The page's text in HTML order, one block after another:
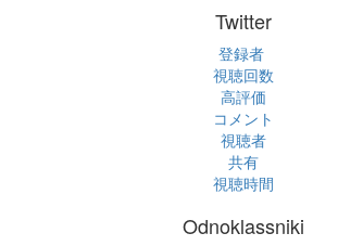
Twitter
登録者
視聴回数
高評価
コメント
視聴者
共有
視聴時間
Odnoklassniki